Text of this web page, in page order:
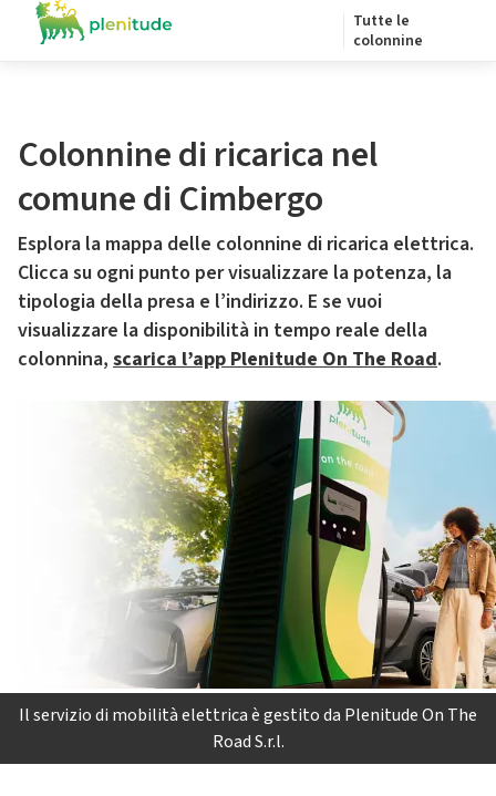
Tutte le
colonnine
Colonnine di ricarica nel
comune di Cimbergo
Esplora la mappa delle colonnine di ricarica elettrica.
Clicca su ogni punto per visualizzare la potenza, la
tipologia della presa e l’indirizzo. E se vuoi
visualizzare la disponibilità in tempo reale della
colonnina, scarica l’app Plenitude On The Road.
Il servizio di mobilità elettrica è gestito da Plenitude On The
Road S.r.l.